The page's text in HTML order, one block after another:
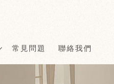
常見問題 聯絡我們